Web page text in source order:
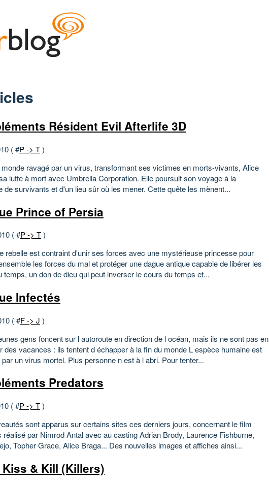
Résident Evil Afterlife 3D
( #P -> T)
ravagé par un virus, transformant ses victimes en morts-vivants, Alice
lutte à mort avec Umbrella Corporation. Elle poursuit son voyage à la
de survivants et d'un lieu sûr où les mener. Cette quête les mènent...
Prince of Persia
( #P -> T)
rebelle est contraint d'unir ses forces avec une mystérieuse princesse pour
les forces du mal et protéger une dague antique capable de libérer les
temps, un don de dieu qui peut inverser le cours du temps et...
Infectés
( #F -> J )
gens foncent sur l autoroute en direction de l océan, mais ils ne sont pas en
des vacances : ils tentent d échapper à la fin du monde L espèce humaine est
un virus mortel. Plus personne n est à l abri. Pour tenter...
Predators
( #P -> T)
sont apparus sur certains sites ces derniers jours, concernant le film
réalisé par Nimrod Antal avec au casting Adrian Brody, Laurence Fishburne,
Topher Grace, Alice Braga... Des nouvelles images et affiches ainsi...
Kiss & Kill (Killers)